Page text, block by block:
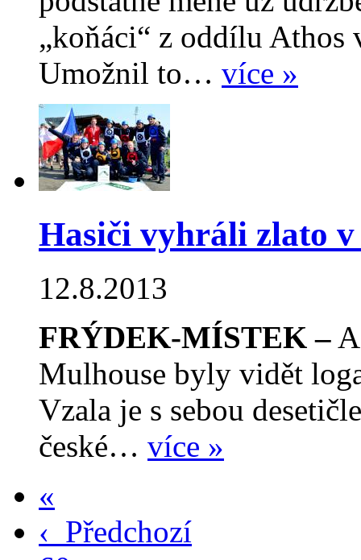
„koňáci“ z oddílu
Umožnil to… více »
Hasiči vyhráli zlato v
12.8.2013
FRÝDEK-MÍSTEK –
Mulhouse byly vidět
Vzala je s sebou
české… více »
«
‹ Předchozí